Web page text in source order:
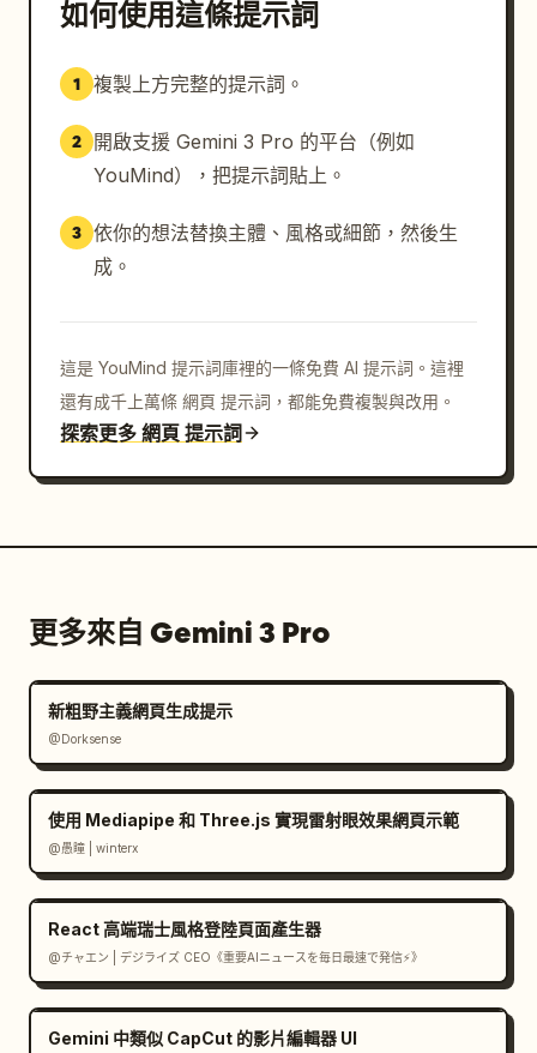
如何使用這條提示詞
1 複製上方完整的提示詞。
2
開啟支援 Gemini 3 Pro 的平台（例如
YouMind），把提示詞貼上。
3 依你的想法替換主體、風格或細節，然後生
成。
這是 YouMind 提示詞庫裡的一條免費 AI 提示詞。這裡
還有成千上萬條 網頁 提示詞，都能免費複製與改用。
探索更多 網頁 提示詞
更多來自 Gemini 3 Pro
新粗野主義網頁生成提示
@Dorksense
使用 Mediapipe 和 Three.js 實現雷射眼效果網頁示範
@愚瞳 | winterx
React 高端瑞士風格登陸頁面產生器
@チャエン | デジライズ CEO《重要AIニュースを毎日最速で発信⚡️》
Gemini 中類似 CapCut 的影片編輯器 UI